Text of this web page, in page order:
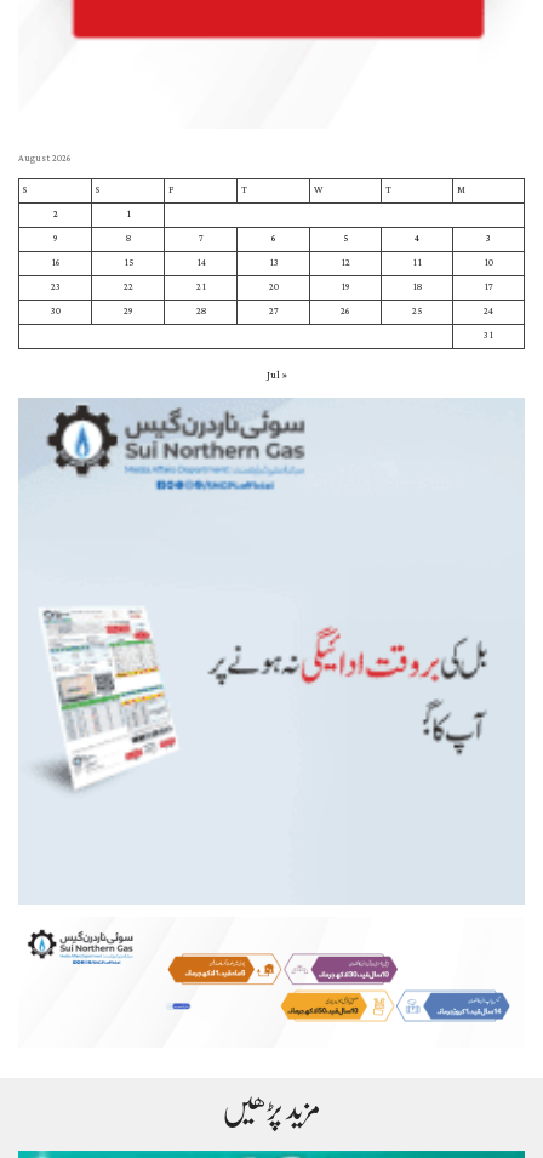
August 2026
M
T
W
T
F
S
S
1
2
3
4
5
6
7
8
9
10
11
12
13
14
15
16
17
18
19
20
21
22
23
24
25
26
27
28
29
30
31
« Jul
مزید پڑھیں